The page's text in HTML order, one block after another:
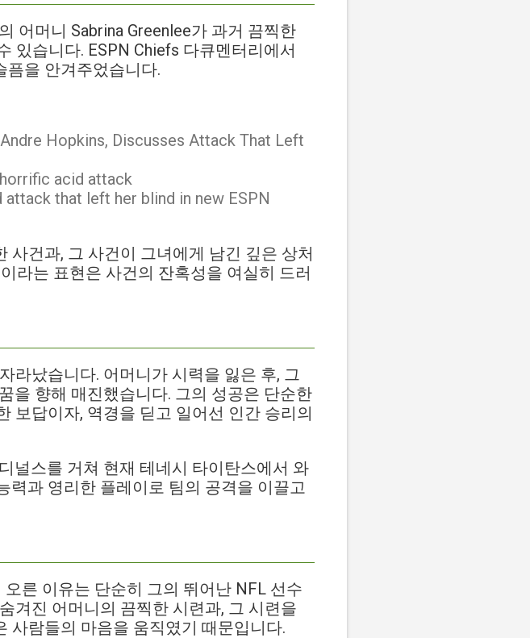
어머니 Sabrina Greenlee가 과거 끔찍한
있습니다. ESPN Chiefs 다큐멘터리에서
픔을 안겨주었습니다.
Hopkins, Discusses Attack That Left
acid attack
that left her blind in new ESPN
사건과, 그 사건이 그녀에게 남긴 깊은 상처
라는 표현은 사건의 잔혹성을 여실히 드러
라났습니다. 어머니가 시력을 잃은 후, 그
을 향해 매진했습니다. 그의 성공은 단순한
보답이자, 역경을 딛고 일어선 인간 승리의
널스를 거쳐 현재 테네시 타이탄스에서 와
력과 영리한 플레이로 팀의 공격을 이끌고
른 이유는 단순히 그의 뛰어난 NFL 선수
겨진 어머니의 끔찍한 시련과, 그 시련을
사람들의 마음을 움직였기 때문입니다.